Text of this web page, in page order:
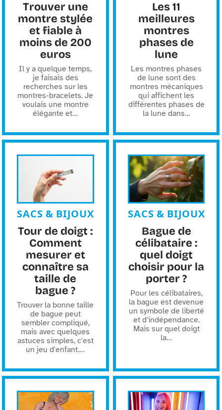
Trouver une
montre stylée
et fiable à
moins de 200
euros
Il y a quelque temps,
je faisais des
recherches sur les
montres-bracelets. Je
voulais une montre
élégante et…
Les 11
meilleures
montres
phases de
lune
Les montres phases
de lune sont des
montres mécaniques
qui affichent les
différentes phases de
la lune dans…
SACS & BIJOUX
Tour de doigt :
Comment
mesurer et
connaître sa
taille de
bague ?
Trouver la bonne taille
de bague peut
sembler compliqué,
mais avec quelques
astuces simples, c'est
un jeu d'enfant.…
SACS & BIJOUX
Bague de
célibataire :
quel doigt
choisir pour la
porter ?
Pour les célibataires,
la bague est devenue
un symbole de liberté
et d'indépendance.
Mais sur quel doigt
la…